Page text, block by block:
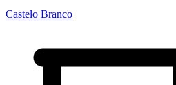
Castelo Branco